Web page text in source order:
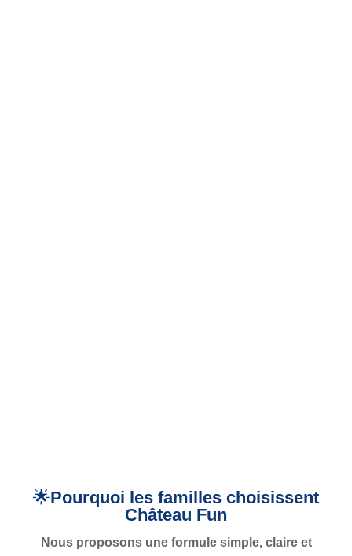
🌟Pourquoi les familles choisissent
Château Fun
Nous proposons une formule simple, claire et